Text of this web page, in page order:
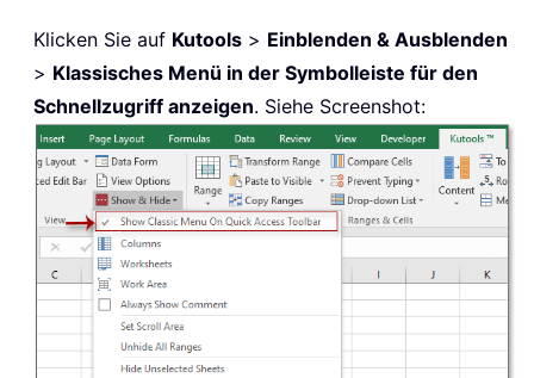
Klicken Sie auf Kutools > Einblenden & Ausblenden
> Klassisches Menü in der Symbolleiste für den
Schnellzugriff anzeigen. Siehe Screenshot: